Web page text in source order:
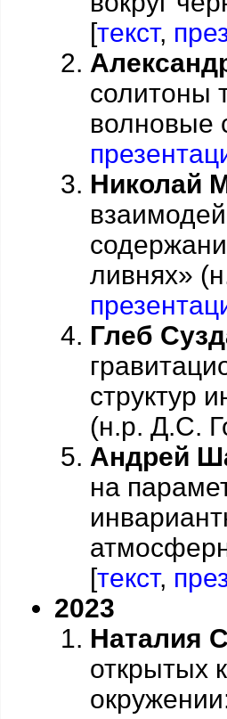
[текст,
солитоны
волновые
Николай
ливнях»
Глеб
структур
(н.р. Д.С.
Андрей
на
[текст,
2023
Наталия
открытых